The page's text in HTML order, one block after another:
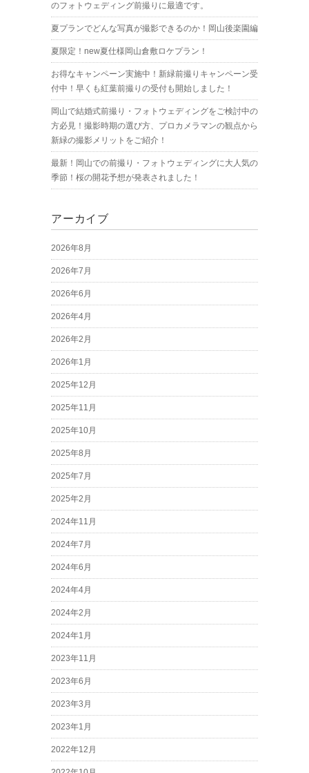
のフォトウェディング前撮りに最適です。
夏プランでどんな写真が撮影できるのか！岡山後楽園編
夏限定！new夏仕様岡山倉敷ロケプラン！
お得なキャンペーン実施中！新緑前撮りキャンペーン受
付中！早くも紅葉前撮りの受付も開始しました！
岡山で結婚式前撮り・フォトウェディングをご検討中の
方必見！撮影時期の選び方、プロカメラマンの観点から
新緑の撮影メリットをご紹介！
最新！岡山での前撮り・フォトウェディングに大人気の
季節！桜の開花予想が発表されました！
アーカイブ
2026年8月
2026年7月
2026年6月
2026年4月
2026年2月
2026年1月
2025年12月
2025年11月
2025年10月
2025年8月
2025年7月
2025年2月
2024年11月
2024年7月
2024年6月
2024年4月
2024年2月
2024年1月
2023年11月
2023年6月
2023年3月
2023年1月
2022年12月